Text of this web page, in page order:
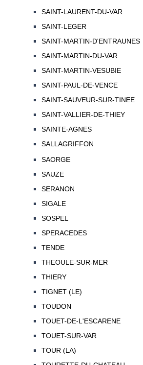
SAINT-LAURENT-DU-VAR
SAINT-LEGER
SAINT-MARTIN-D'ENTRAUNES
SAINT-MARTIN-DU-VAR
SAINT-MARTIN-VESUBIE
SAINT-PAUL-DE-VENCE
SAINT-SAUVEUR-SUR-TINEE
SAINT-VALLIER-DE-THIEY
SAINTE-AGNES
SALLAGRIFFON
SAORGE
SAUZE
SERANON
SIGALE
SOSPEL
SPERACEDES
TENDE
THEOULE-SUR-MER
THIERY
TIGNET (LE)
TOUDON
TOUET-DE-L'ESCARENE
TOUET-SUR-VAR
TOUR (LA)